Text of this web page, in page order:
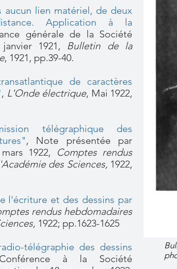
aucun lien matériel, de deux
Application à la
générale de la Société
1921, Bulletin de la
, 1921, pp.39-40.
de caractères
, L'Onde électrique, Mai 1922,
télégraphique des
, Note présentée par
1922, Comptes rendus
des Sciences, 1922,
l'écriture et des dessins par
rendus hebdomadaires
1922; pp.1623-1625
télégraphie des dessins
à la Société